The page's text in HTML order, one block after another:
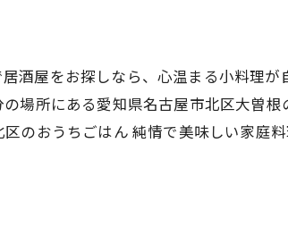
酒屋をお探しなら、心温まる小料理
場所にある愛知県名古屋市北区大曽
のおうちごはん 純情で美味しい家庭